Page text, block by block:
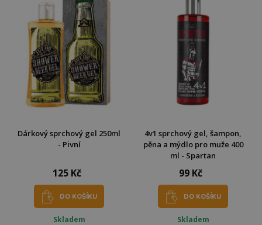
Dárkový sprchový gel 250ml
- Pivní
125 Kč
DO KOŠÍKU
Skladem
4v1 sprchový gel, šampon,
pěna a mýdlo pro muže 400
ml - Spartan
99 Kč
DO KOŠÍKU
Skladem